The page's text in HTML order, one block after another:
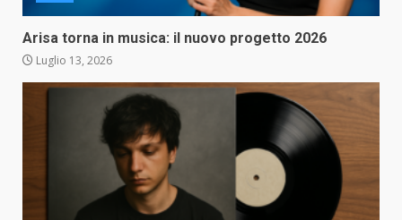
Arisa torna in musica: il nuovo progetto 2026
Luglio 13, 2026